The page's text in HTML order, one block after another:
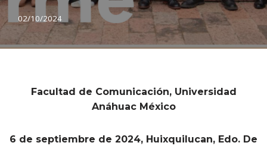
02/10/2024
Facultad de Comunicación, Universidad
Anáhuac México
6 de septiembre de 2024, Huixquilucan, Edo. De